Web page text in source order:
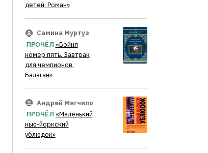
детей: Роман»
Самина Муртуз
ПРОЧЁЛ «Бойня
номер пять. Завтрак
для чемпионов.
Балаган»
Андрей Мягчило
ПРОЧЁЛ «Маленький
нью-йоркский
ублюдок»